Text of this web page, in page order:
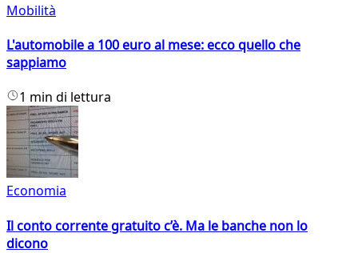
Mobilità
L'automobile a 100 euro al mese: ecco quello che
sappiamo
1 min di lettura
Economia
Il conto corrente gratuito c’è. Ma le banche non lo
dicono